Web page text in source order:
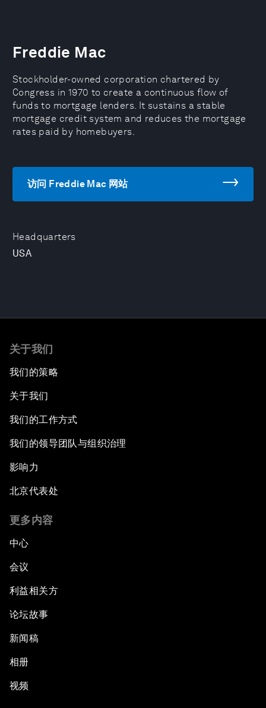
Headquarters
USA
Freddie Mac
Stockholder-owned corporation chartered by
Congress in 1970 to create a continuous flow of
funds to mortgage lenders. It sustains a stable
mortgage credit system and reduces the mortgage
rates paid by homebuyers.
访问 Freddie Mac 网站
关于我们
我们的策略
关于我们
我们的工作方式
我们的领导团队与组织治理
影响力
北京代表处
更多内容
中心
会议
利益相关方
论坛故事
新闻稿
相册
视频